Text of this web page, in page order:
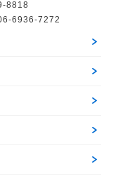
8818
6936-7272